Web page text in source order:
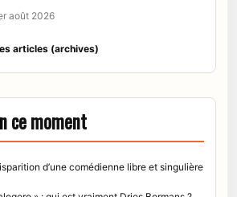
août 2026
articles (archives)
ce moment
d’une comédienne libre et singulière